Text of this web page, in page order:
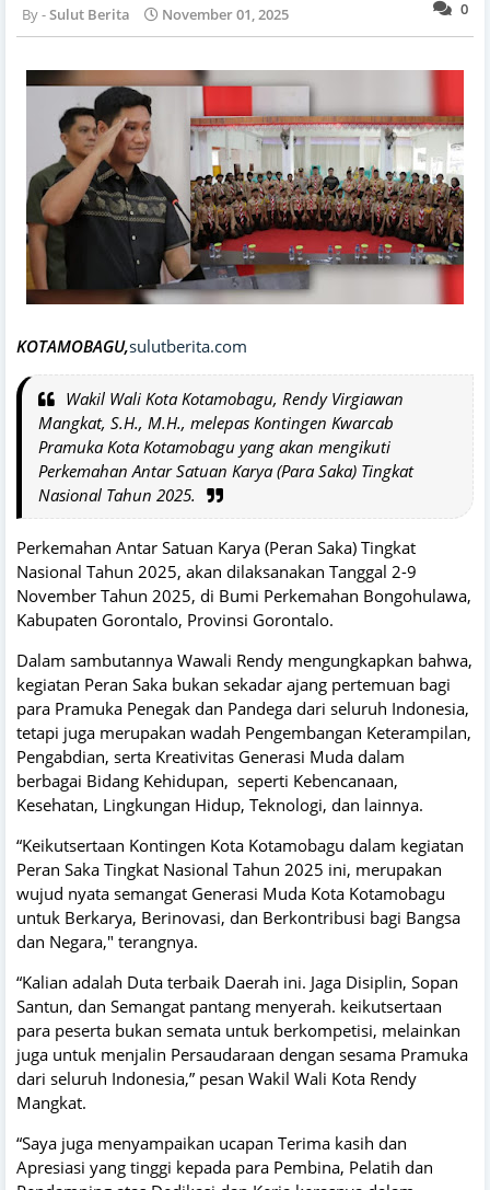
0
Sulut Berita November 01, 2025
KOTAMOBAGU,sulutberita.com
Wakil Wali Kota Kotamobagu, Rendy Virgiawan
Mangkat, S.H., M.H., melepas Kontingen Kwarcab
Pramuka Kota Kotamobagu yang akan mengikuti
Perkemahan Antar Satuan Karya (Para Saka) Tingkat
Nasional Tahun 2025.
Perkemahan Antar Satuan Karya (Peran Saka) Tingkat
Nasional Tahun 2025, akan dilaksanakan Tanggal 2-9
November Tahun 2025, di Bumi Perkemahan Bongohulawa,
Kabupaten Gorontalo, Provinsi Gorontalo.
Dalam sambutannya Wawali Rendy mengungkapkan bahwa,
kegiatan Peran Saka bukan sekadar ajang pertemuan bagi
para Pramuka Penegak dan Pandega dari seluruh Indonesia,
tetapi juga merupakan wadah Pengembangan Keterampilan,
Pengabdian, serta Kreativitas Generasi Muda dalam
berbagai Bidang Kehidupan, seperti Kebencanaan,
Kesehatan, Lingkungan Hidup, Teknologi, dan lainnya.
“Keikutsertaan Kontingen Kota Kotamobagu dalam kegiatan
Peran Saka Tingkat Nasional Tahun 2025 ini, merupakan
wujud nyata semangat Generasi Muda Kota Kotamobagu
untuk Berkarya, Berinovasi, dan Berkontribusi bagi Bangsa
dan Negara," terangnya.
“Kalian adalah Duta terbaik Daerah ini. Jaga Disiplin, Sopan
Santun, dan Semangat pantang menyerah. keikutsertaan
para peserta bukan semata untuk berkompetisi, melainkan
juga untuk menjalin Persaudaraan dengan sesama Pramuka
dari seluruh Indonesia,” pesan Wakil Wali Kota Rendy
Mangkat.
“Saya juga menyampaikan ucapan Terima kasih dan
Apresiasi yang tinggi kepada para Pembina, Pelatih dan